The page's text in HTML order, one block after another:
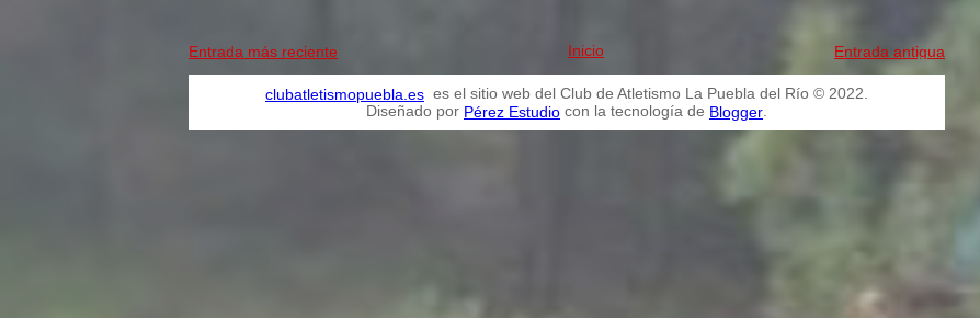
Entrada más reciente Entrada antigua
Inicio
clubatletismopuebla.es es el sitio web del Club de Atletismo La Puebla del Río © 2022.
Diseñado por Pérez Estudio con la tecnología de Blogger